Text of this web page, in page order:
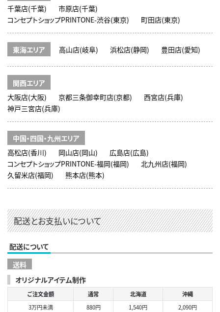
千葉店(千葉)
市原店(千葉)
コンセプトショップPRINTONE-渋谷(東京)
町田店(東京)
東海エリア 高山店(岐阜) 浜松店(静岡) 豊田店(愛知)
関西エリア
大阪店(大阪)
京都三条御幸町店(京都)
西宮店(兵庫)
神戸三宮店(兵庫)
中国・四国・九州エリア
高松店(香川)
岡山店(岡山)
広島店(広島)
コンセプトショップPRINTONE-福岡(福岡)
北九州店(福岡)
久留米店(福岡)
熊本店(熊本)
配送とお支払いについて
配送について
送料
オリジナルアイテム制作
ご注文金額 通常 北海道
沖縄
3万円未満
880円 1,540円
2,090円